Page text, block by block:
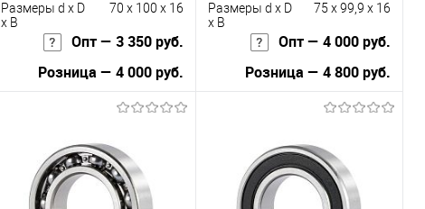
Размеры d x D
x B
70 x 100 x 16
Опт — 3 350 руб.
Розница — 4 000 руб.
Купить в 1
К
сравнению
Размеры d x D
x B
75 x 99,9 x 16
Опт — 4 000 руб.
Розница — 4 800 руб.
Купить в 1
К
сравнению